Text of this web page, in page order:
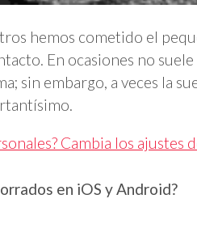
hemos cometido el
En ocasiones no suele
sin embargo, a veces la
Cambia los ajustes
en iOS y Android?